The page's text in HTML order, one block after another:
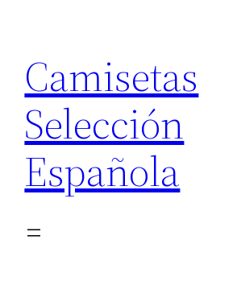
contenido
Camisetas
Selección
Española